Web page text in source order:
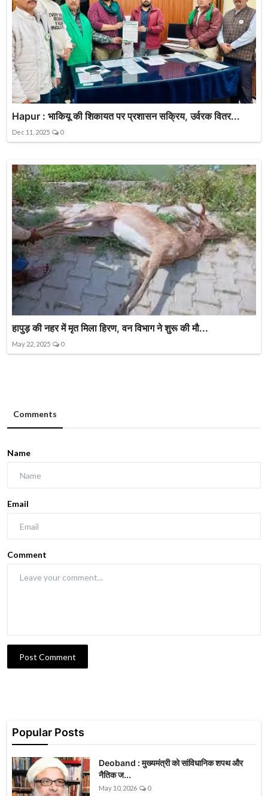
Hapur : भाकियू की शिकायत पर प्रशासन सक्रिय, उर्वरक वितर...
Dec 11, 2025 0
हापुड़ की नहर में मृत मिला हिरण, वन विभाग ने शुरू की मौ...
May 22, 2025 0
Comments
Name
Email
Comment
Post Comment
Popular Posts
Deoband : मुख्यमंत्री को सांविधानिक शपथ और
नैतिक ज...
May 10, 2026 0